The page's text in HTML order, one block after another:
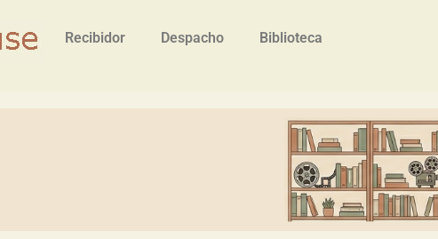
Recibidor Despacho Biblioteca